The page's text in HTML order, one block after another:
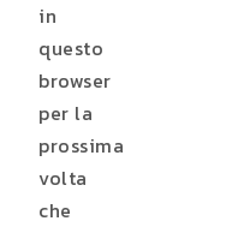
in
questo
browser
per la
prossima
volta
che